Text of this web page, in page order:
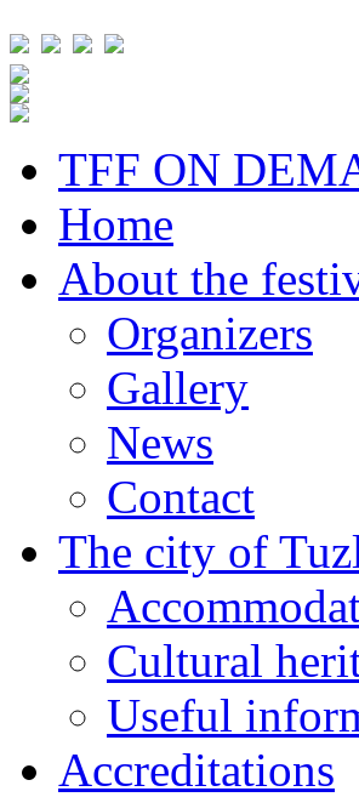
TFF ON
Home
About the
Organizers
Gallery
News
Contact
The city of
Cultural
Useful
Accreditations